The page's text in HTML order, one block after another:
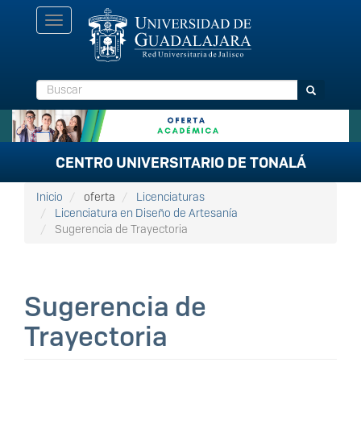
Toggle
navigation
Buscar Buscar
CENTRO UNIVERSITARIO DE TONALÁ
Inicio oferta
Licenciaturas
Licenciatura en Diseño de Artesanía
Sugerencia de Trayectoria
Sugerencia de
Trayectoria